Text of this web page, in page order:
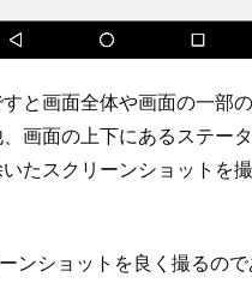
と画面全体や画面の一部
画面の上下にあるステー
たスクリーンショットを
ンショットを良く撮るの